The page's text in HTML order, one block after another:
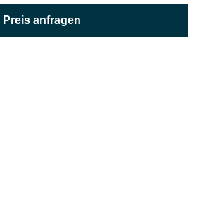
Preis anfragen